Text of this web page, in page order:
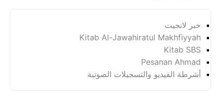
خبر لانجيت
Kitab Al-Jawahiratul Makhfiyyah
Kitab SBS
Pesanan Ahmad
أشرطة الفيديو والتسجيلات الصوتية